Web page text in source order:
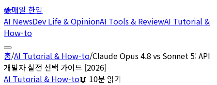
🐝매일 한입
AI NewsDev Life & OpinionAI Tools & ReviewAI Tutorial &
How-to
홈/AI Tutorial & How-to/Claude Opus 4.8 vs Sonnet 5: API
개발자 실전 선택 가이드 [2026]
AI Tutorial & How-to📖 10분 읽기